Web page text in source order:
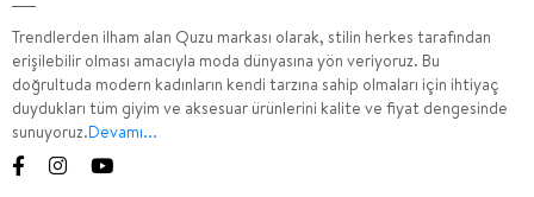
Trendlerden ilham alan Quzu markası olarak, stilin herkes tarafından
erişilebilir olması amacıyla moda dünyasına yön veriyoruz. Bu
doğrultuda modern kadınların kendi tarzına sahip olmaları için ihtiyaç
duydukları tüm giyim ve aksesuar ürünlerini kalite ve fiyat dengesinde
sunuyoruz.Devamı...